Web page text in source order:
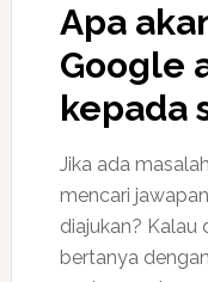
Apa
Google
kepada
Jika ada
mencari
diajukan? Kalau
bertanya